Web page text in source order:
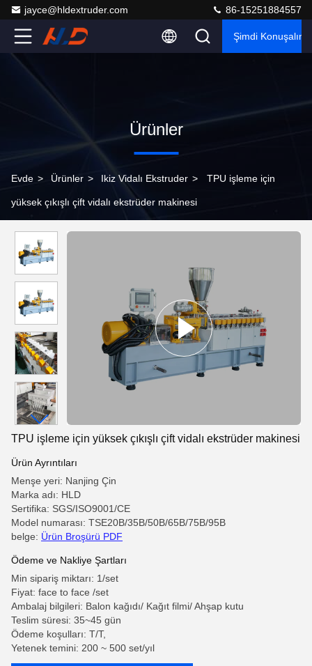
jayce@hldextruder.com 86-15251884557
Şimdi Konuşalım.
Ürünler
Evde > Ürünler > Ikiz Vidalı Ekstruder > TPU işleme için
yüksek çıkışlı çift vidalı ekstrüder makinesi
TPU işleme için yüksek çıkışlı çift vidalı ekstrüder makinesi
Ürün Ayrıntıları
Menşe yeri: Nanjing Çin
Marka adı: HLD
Sertifika: SGS/ISO9001/CE
Model numarası: TSE20B/35B/50B/65B/75B/95B
belge: Ürün Broşürü PDF
Ödeme ve Nakliye Şartları
Min sipariş miktarı: 1/set
Fiyat: face to face /set
Ambalaj bilgileri: Balon kağıdı/ Kağıt filmi/ Ahşap kutu
Teslim süresi: 35~45 gün
Ödeme koşulları: T/T,
Yetenek temini: 200 ~ 500 set/yıl